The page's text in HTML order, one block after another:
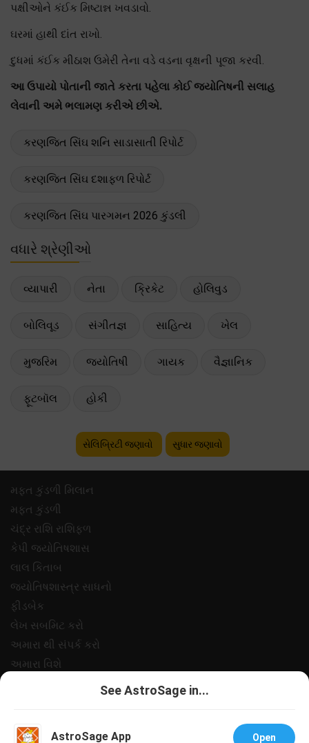
પક્ષીઓને કંઈક મિષ્ટાન્ન ખવડાવો.
ઘરમાં હાથી દાંત રાખો.
દુધમાં કંઈક મીઠાશ ઉમેરી તેના વડે વડના વૃક્ષની પૂજા કરવી.
આ ઉપાયો પોતાની જાતે કરતા પહેલા કોઈ જ્યોતિષની સલાહ
લેવાની અમે ભલામણ કરીએ છીએ.
કરણજિત સિંઘ શનિ સાડાસાતી રિપોર્ટ
કરણજિત સિંઘ દશાફળ રિપોર્ટ
કરણજિત સિંઘ પારગમન 2026 કુંડલી
વધારે શ્રેણીઓ
વ્યાપારી નેતા ક્રિકેટ હોલિવુડ
બોલિવૂડ સંગીતજ્ઞ સાહિત્ય ખેલ
મુજરિમ જ્યોતિષી ગાયક વૈજ્ઞાનિક
ફૂટબૉલ હોકી
સેલિબ્રિટી જણાવો સુધાર જણાવો
મફ્ત કુંડળી મિલાન
મફ્ત કુંડળી
ચંદ્ર રાશિ રાશિફળ
કેપી જ્યોતિષશાસ
લાલ કિતાબ
જ્યોતિષશાસ્ત્ર સાધનો
ફીડબેક
લેખ સબમિટ કરો
અમારા થી સંપર્ક કરો
અમારા વિશે
See AstroSage in...
AstroSage App Open